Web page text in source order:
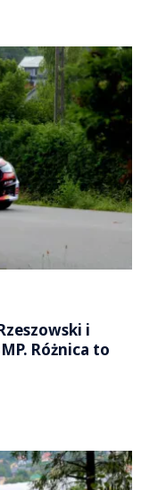
i
Różnica to